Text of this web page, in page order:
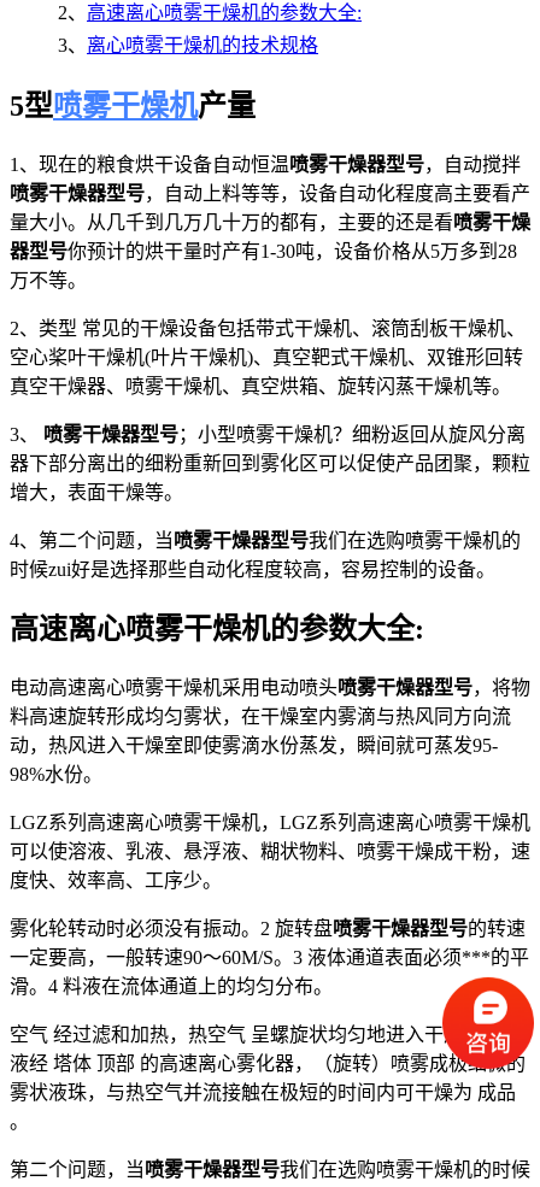
2、 高速离心喷雾干燥机的参数大全:
3、 离心喷雾干燥机的技术规格
5型喷雾干燥机产量
1、现在的粮食烘干设备自动恒温喷雾干燥器型号，自动搅拌
喷雾干燥器型号，自动上料等等，设备自动化程度高主要看产
量大小。从几千到几万几十万的都有，主要的还是看喷雾干燥
器型号你预计的烘干量时产有1-30吨，设备价格从5万多到28
万不等。
2、类型 常见的干燥设备包括带式干燥机、滚筒刮板干燥机、
空心桨叶干燥机(叶片干燥机)、真空靶式干燥机、双锥形回转
真空干燥器、喷雾干燥机、真空烘箱、旋转闪蒸干燥机等。
3、 喷雾干燥器型号；小型喷雾干燥机？细粉返回从旋风分离
器下部分离出的细粉重新回到雾化区可以促使产品团聚，颗粒
增大，表面干燥等。
4、第二个问题，当喷雾干燥器型号我们在选购喷雾干燥机的
时候zui好是选择那些自动化程度较高，容易控制的设备。
高速离心喷雾干燥机的参数大全:
电动高速离心喷雾干燥机采用电动喷头喷雾干燥器型号，将物
料高速旋转形成均匀雾状，在干燥室内雾滴与热风同方向流
动，热风进入干燥室即使雾滴水份蒸发，瞬间就可蒸发95-
98%水份。
LGZ系列高速离心喷雾干燥机，LGZ系列高速离心喷雾干燥机
可以使溶液、乳液、悬浮液、糊状物料、喷雾干燥成干粉，速
度快、效率高、工序少。
雾化轮转动时必须没有振动。2 旋转盘喷雾干燥器型号的转速
一定要高，一般转速90～60M/S。3 液体通道表面必须***的平
滑。4 料液在流体通道上的均匀分布。
空气 经过滤和加热，热空气 呈螺旋状均匀地进入干燥室。料
液经 塔体 顶部 的高速离心雾化器，（旋转）喷雾成极细微的
雾状液珠，与热空气并流接触在极短的时间内可干燥为 成品
。
第二个问题，当喷雾干燥器型号我们在选购喷雾干燥机的时候